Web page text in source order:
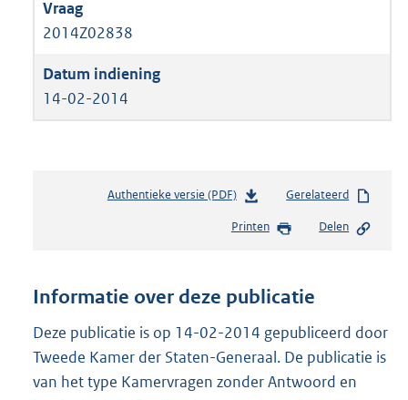
2014Z02838
14-02-2014
Authentieke versie (PDF)b
s
n
s
r
o
Gerelateerd
Printen Delen
Informatie over deze publicatie
Deze publicatie is op 14-02-2014 gepubliceerd door
Tweede Kamer der Staten-Generaal. De publicatie is
van het type Kamervragen zonder Antwoord en